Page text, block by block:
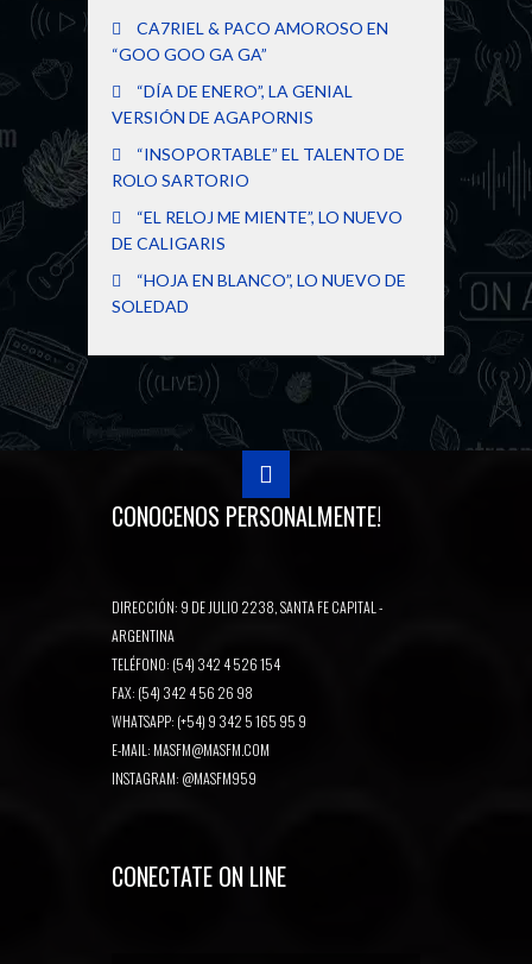
CA7RIEL & PACO AMOROSO EN
“GOO GOO GA GA”
“DÍA DE ENERO”, LA GENIAL
VERSIÓN DE AGAPORNIS
“INSOPORTABLE” EL TALENTO DE
ROLO SARTORIO
“EL RELOJ ME MIENTE”, LO NUEVO
DE CALIGARIS
“HOJA EN BLANCO”, LO NUEVO DE
SOLEDAD
CONOCENOS PERSONALMENTE!
DIRECCIÓN: 9 DE JULIO 2238, SANTA FE CAPITAL -
ARGENTINA
TELÉFONO: (54) 342 4 526 154
FAX: (54) 342 4 56 26 98
WHATSAPP: (+54) 9 342 5 165 95 9
E-MAIL: MASFM@MASFM.COM
INSTAGRAM: @MASFM959
CONECTATE ON LINE